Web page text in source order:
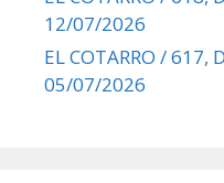
12/07/2026
EL COTARRO / 617,
05/07/2026